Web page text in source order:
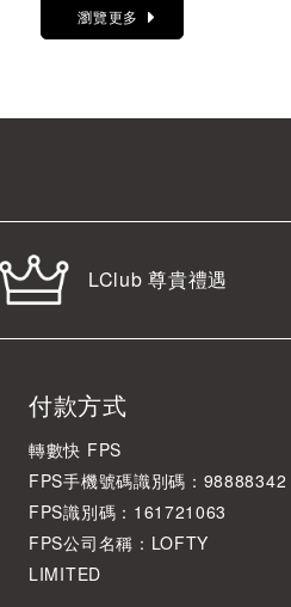
瀏覽更多
LClub 尊貴禮遇
付款方式
轉數快 FPS
FPS手機號碼識別碼：98888342
FPS識別碼：161721063
FPS公司名稱：LOFTY
LIMITED